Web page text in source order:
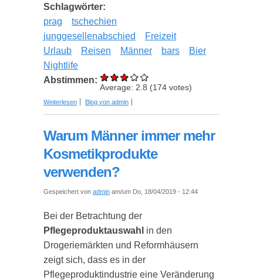
Schlagwörter:
prag
tschechien
junggesellenabschied
Freizeit
Urlaub
Reisen Männer bars
Bier
Nightlife
Abstimmen:
Average: 2.8 (174 votes)
Weiterlesen über Warum Prag der perfekte Ort für einen
Blog von admin
Warum Männer immer mehr
Kosmetikprodukte
verwenden?
Gespeichert von admin am/um Do, 18/04/2019 - 12:44
Bei der Betrachtung der
Pflegeproduktauswahl in den
Drogeriemärkten und Reformhäusern
zeigt sich, dass es in der
Pflegeproduktindustrie eine Veränderung